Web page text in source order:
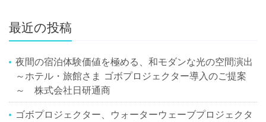
最近の投稿
夜間の宿泊体験価値を極める、和モダンな光の空間演出
～ホテル・旅館さま ゴボプロジェクター導入のご提案
～ 株式会社日研通商
ゴボプロジェクター、ウォーターウェーブプロジェクタ